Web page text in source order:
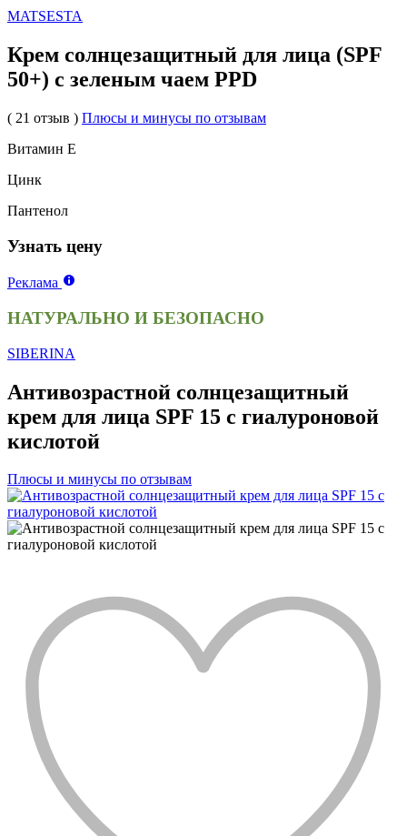
MATSESTA
Крем солнцезащитный для лица (SPF
50+) с зеленым чаем PPD
( 21 отзыв ) Плюсы и минусы по отзывам
Витамин Е
Цинк
Пантенол
Узнать цену
Реклама
НАТУРАЛЬНО И БЕЗОПАСНО
SIBERINA
Антивозрастной солнцезащитный
крем для лица SPF 15 с гиалуроновой
кислотой
Плюсы и минусы по отзывам